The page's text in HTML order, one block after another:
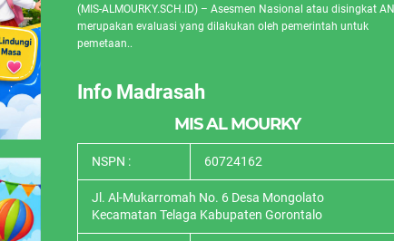
(MIS-ALMOURKY.SCH.ID) – Asesmen Nasional atau disingkat AN
merupakan evaluasi yang dilakukan oleh pemerintah untuk
pemetaan..
Info Madrasah
MIS AL MOURKY
NSPN : 60724162
Jl. Al-Mukarromah No. 6 Desa Mongolato
Kecamatan Telaga Kabupaten Gorontalo